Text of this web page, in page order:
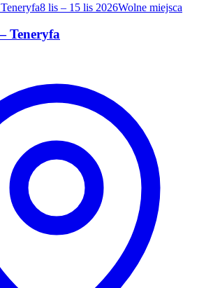
8 lis – 15 lis 2026Wolne miejsca
Teneryfa